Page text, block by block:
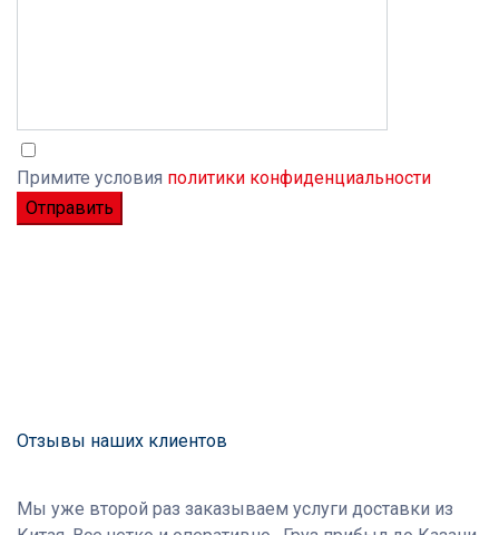
Примите условия политики конфиденциальности
Отзывы наших клиентов
Мы уже второй раз заказываем услуги доставки из